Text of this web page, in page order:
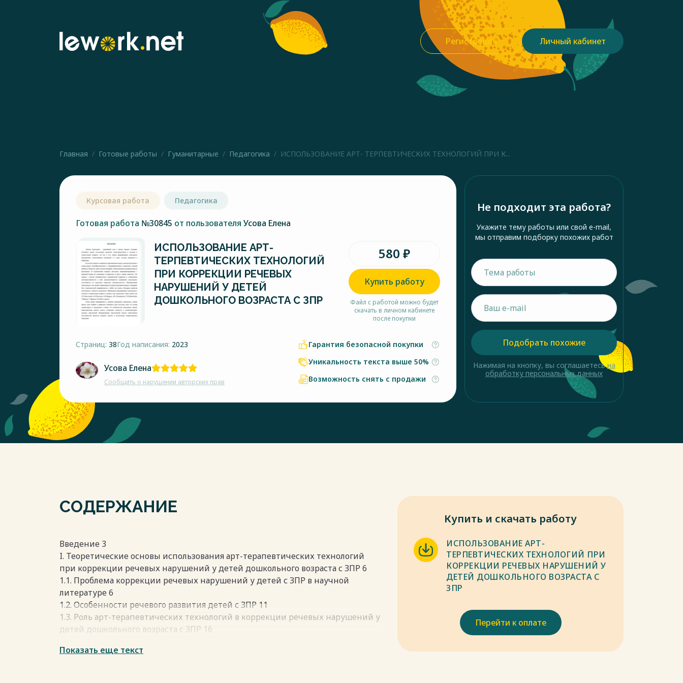
Регистрация Личный кабинет
Главная Готовые работы Гуманитарные Педагогика ИСПОЛЬЗОВАНИЕ АРТ- ТЕРПЕВТИЧЕСКИХ ТЕХНОЛОГИЙ ПРИ К...
Курсовая работа Педагогика
Готовая работа №30845 от пользователя Усова Елена
ИСПОЛЬЗОВАНИЕ АРТ-
ТЕРПЕВТИЧЕСКИХ ТЕХНОЛОГИЙ
ПРИ КОРРЕКЦИИ РЕЧЕВЫХ
НАРУШЕНИЙ У ДЕТЕЙ
ДОШКОЛЬНОГО ВОЗРАСТА С ЗПР
580 ₽
Купить работу
Файл с работой можно будет
скачать в личном кабинете
после покупки
Страниц: 38Год написания: 2023
Усова Елена
Сообщить о нарушении авторских прав
Гарантия безопасной покупки
Уникальность текста выше 50%
Возможность снять с продажи
Не подходит эта работа?
Укажите тему работы или свой e-mail,
мы отправим подборку похожих работ
Подобрать похожие
Нажимая на кнопку, вы соглашаетесьна
обработку персональных данных
СОДЕРЖАНИЕ
Введение 3
I. Теоретические основы использования арт-терапевтических технологий
при коррекции речевых нарушений у детей дошкольного возраста с ЗПР 6
1.1. Проблема коррекции речевых нарушений у детей с ЗПР в научной
литературе 6
1.2. Особенности речевого развития детей с ЗПР 11
1.3. Роль арт-терапевтических технологий в коррекции речевых нарушений у
детей дошкольного возраста с ЗПР 16
технологий при коррекции речевых нарушений у детей дошкольного
Показать еще текст
Купить и скачать работу
ИСПОЛЬЗОВАНИЕ АРТ-
ТЕРПЕВТИЧЕСКИХ ТЕХНОЛОГИЙ ПРИ
КОРРЕКЦИИ РЕЧЕВЫХ НАРУШЕНИЙ У
ДЕТЕЙ ДОШКОЛЬНОГО ВОЗРАСТА С
ЗПР
Перейти к оплате